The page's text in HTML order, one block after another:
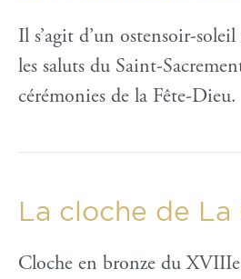
Il s’agit d’un ostensoir-
les saluts du Saint-
cérémonies de la Fête-Dieu.
La cloche de La
Cloche en bronze du